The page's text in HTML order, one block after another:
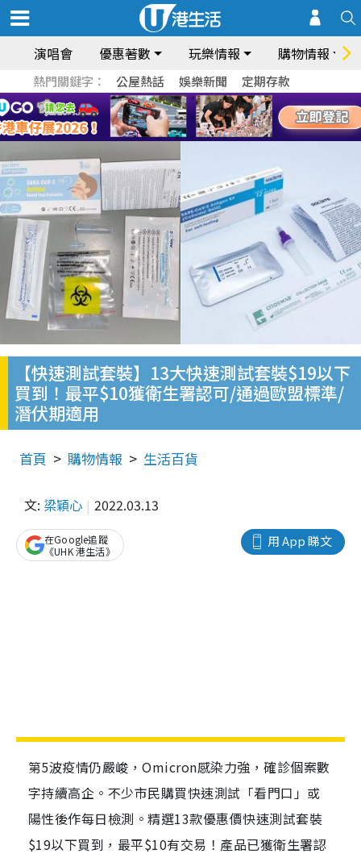
演唱會 優惠著數 玩樂情報 購物情報
熱門關鍵字： 公屋熱話 娛樂新聞 定期存款
【快速測試套裝】13大快速測試套裝$19以下
買到！最平$10獲衛生署認可/通過歐盟標準/
潛伏期適用
首頁 購物情報 生活百貨
文: 梁穎心 2022.03.13
用 App 睇文
在Google追蹤
《UHK 港生活》
第5波疫情仍嚴峻，Omicron感染力強，確診個案數
字持續高企。不少市民購買快速測試「看門口」或
陽性後作每日檢測。精選13款優惠價快速測試套裝
$19以下買到，最平$10有交易！產品已獲衛生署認